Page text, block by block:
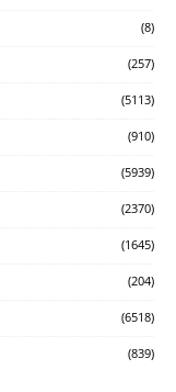
(8)
(257)
(5113)
(910)
(5939)
(2370)
(1645)
(204)
(6518)
(839)